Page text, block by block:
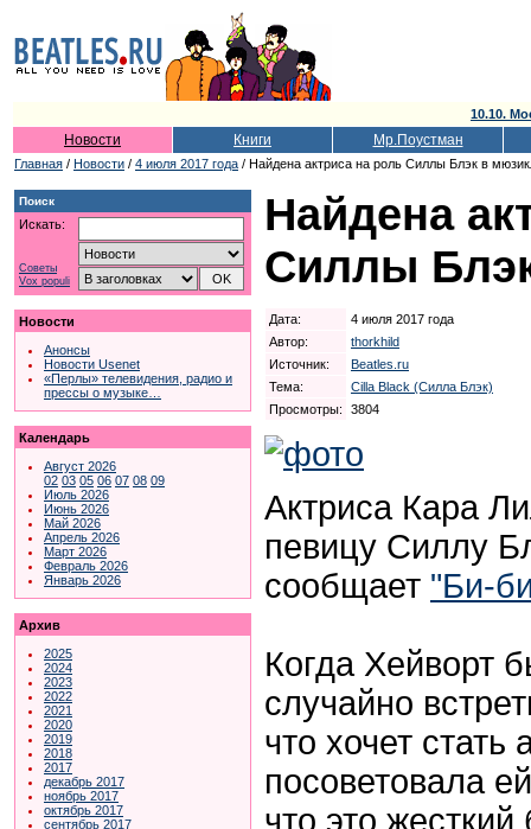
10.10.
Новости Книги Мр.Поустман
Главная / Новости / 4 июля 2017 года / Найдена актриса на роль Силлы Блэк в
Поиск
Искать:
Советы
Vox populi
Новости
Анонсы
Новости Usenet
«Перлы» телевидения, радио и
прессы о музыке…
Календарь
Август 2026
02 03 05 06 07 08 09
Июль 2026
Июнь 2026
Май 2026
Апрель 2026
Март 2026
Февраль 2026
Январь 2026
Архив
2025
2024
2023
2022
2021
2020
2019
2018
2017
декабрь 2017
ноябрь 2017
октябрь 2017
сентябрь 2017
Найдена
Силлы
Дата:
4 июля 2017 года
Автор:
thorkhild
Источник:
Beatles.ru
Тема:
Cilla Black (Силла Блэк)
Просмотры:
3804
Актриса Кара
певицу Силлу
сообщает "Би-
Когда Хейворт
случайно
что хочет стать
посоветовала
что это